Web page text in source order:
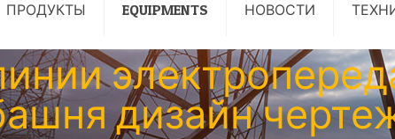
ПРОДУКТЫ EQUIPMENTS НОВОСТИ
дизайн